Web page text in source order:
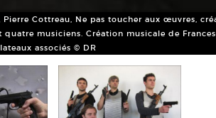
Pierre Cottreau, Ne pas toucher aux œuvres,
quatre musiciens. Création musicale de
associés © DR